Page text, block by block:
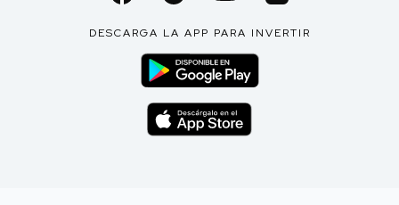
DESCARGA LA APP PARA INVERTIR